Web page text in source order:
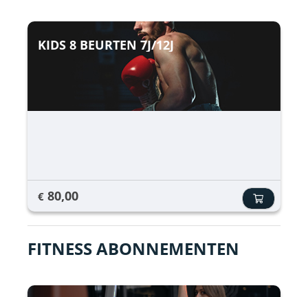
KIDS 8 BEURTEN 7J/12J
€ 80,00
FITNESS ABONNEMENTEN